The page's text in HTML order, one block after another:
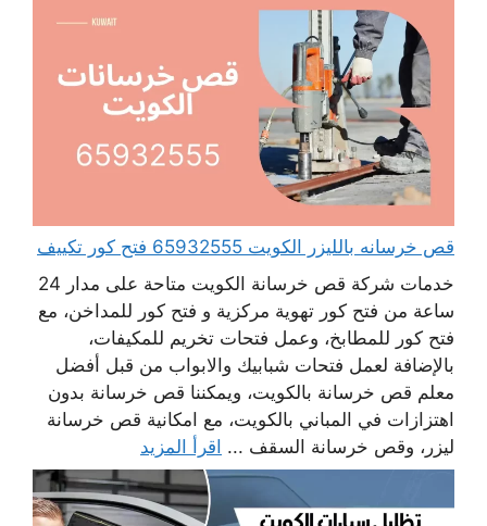
قص خرسانه بالليزر الكويت 65932555 فتح كور تكييف
خدمات شركة قص خرسانة الكويت متاحة على مدار 24
ساعة من فتح كور تهوية مركزية و فتح كور للمداخن، مع
فتح كور للمطابخ، وعمل فتحات تخريم للمكيفات،
بالإضافة لعمل فتحات شبابيك والابواب من قبل أفضل
معلم قص خرسانة بالكويت، ويمكننا قص خرسانة بدون
اهتزازات في المباني بالكويت، مع امكانية قص خرسانة
ليزر، وقص خرسانة السقف ... اقرأ المزيد